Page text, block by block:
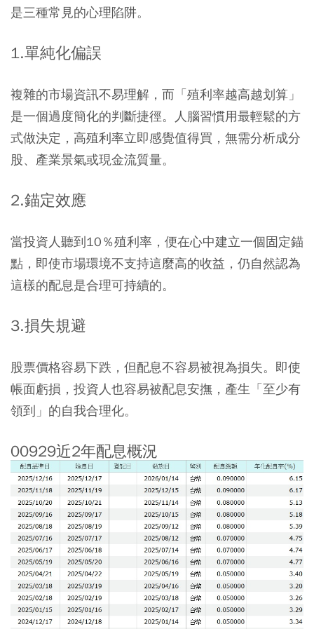
是三種常見的心理陷阱。
1.單純化偏誤
複雜的市場資訊不易理解，而「殖利率越高越划算」
是一個過度簡化的判斷捷徑。人腦習慣用最輕鬆的方
式做決定，高殖利率立即感覺值得買，無需分析成分
股、產業景氣或現金流質量。
2.錨定效應
當投資人聽到10％殖利率，便在心中建立一個固定錨
點，即使市場環境不支持這麼高的收益，仍自然認為
這樣的配息是合理可持續的。
3.損失規避
股票價格容易下跌，但配息不容易被視為損失。即使
帳面虧損，投資人也容易被配息安撫，產生「至少有
領到」的自我合理化。
00929近2年配息概況